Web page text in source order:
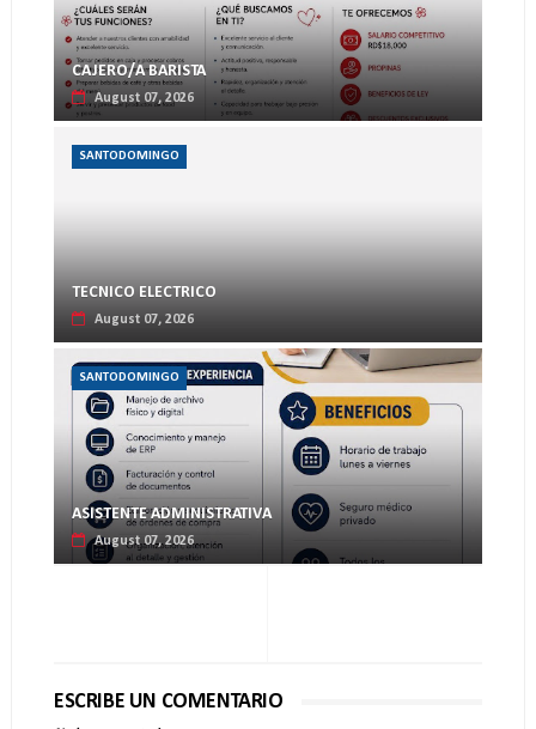
CAJERO/A BARISTA
August 07, 2026
SANTODOMINGO
TECNICO ELECTRICO
August 07, 2026
SANTODOMINGO
ASISTENTE ADMINISTRATIVA
August 07, 2026
ESCRIBE UN COMENTARIO